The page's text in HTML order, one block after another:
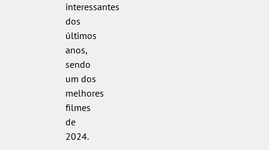
interessantes
dos
últimos
anos,
sendo
um dos
melhores
filmes
de
2024.